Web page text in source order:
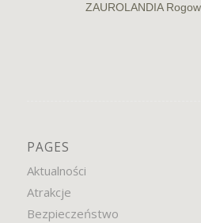
ZAUROLANDIA
PAGES
Aktualności
Atrakcje
Bezpieczeństwo